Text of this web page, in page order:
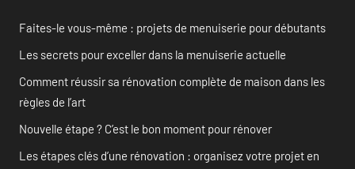
Faites-le vous-même : projets de menuiserie pour débutants
Les secrets pour exceller dans la menuiserie actuelle
Comment réussir sa rénovation complète de maison dans les
règles de l’art
Nouvelle étape ? C’est le bon moment pour rénover
Les étapes clés d’une rénovation : organisez votre projet en